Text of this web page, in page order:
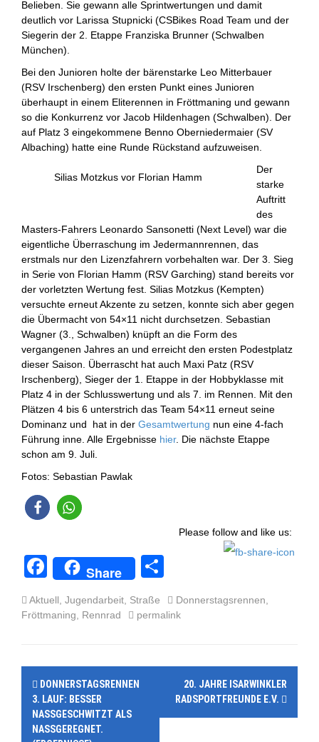
Belieben. Sie gewann alle Sprintwertungen und damit
deutlich vor Larissa Stupnicki (CSBikes Road Team und der
Siegerin der 2. Etappe Franziska Brunner (Schwalben
München).
Bei den Junioren holte der bärenstarke Leo Mitterbauer
(RSV Irschenberg) den ersten Punkt eines Junioren
überhaupt in einem Eliterennen in Fröttmaning und gewann
so die Konkurrenz vor Jacob Hildenhagen (Schwalben). Der
auf Platz 3 eingekommene Benno Oberniedermaier (SV
Albaching) hatte eine Runde Rückstand aufzuweisen.
Silias Motzkus vor Florian Hamm
Der
starke
Auftritt
des
Masters-Fahrers Leonardo Sansonetti (Next Level) war die
eigentliche Überraschung im Jedermannrennen, das
erstmals nur den Lizenzfahrern vorbehalten war. Der 3. Sieg
in Serie von Florian Hamm (RSV Garching) stand bereits vor
der vorletzten Wertung fest. Silias Motzkus (Kempten)
versuchte erneut Akzente zu setzen, konnte sich aber gegen
die Übermacht von 54×11 nicht durchsetzen. Sebastian
Wagner (3., Schwalben) knüpft an die Form des
vergangenen Jahres an und erreicht den ersten Podestplatz
dieser Saison. Überrascht hat auch Maxi Patz (RSV
Irschenberg), Sieger der 1. Etappe in der Hobbyklasse mit
Platz 4 in der Schlusswertung und als 7. im Rennen. Mit den
Plätzen 4 bis 6 unterstrich das Team 54×11 erneut seine
Dominanz und hat in der Gesamtwertung nun eine 4-fach
Führung inne. Alle Ergebnisse hier. Die nächste Etappe
schon am 9. Juli.
Fotos: Sebastian Pawlak
Please follow and like us:
F
a
c
o
o
k
Share
eil
e
Aktuell, Jugendarbeit, Straße Donnerstagsrennen,
Fröttmaning, Rennrad permalink
P
o
DONNERSTAGSRENNEN
3. LAUF: BESSER
NASSGESCHWITZT ALS
NASSGEREGNET.
20. JAHRE ISARWINKLER
RADSPORTFREUNDE E.V.